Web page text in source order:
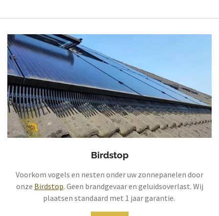
Birdstop
Voorkom vogels en nesten onder uw zonnepanelen door
onze Birdstop. Geen brandgevaar en geluidsoverlast. Wij
plaatsen standaard met 1 jaar garantie.